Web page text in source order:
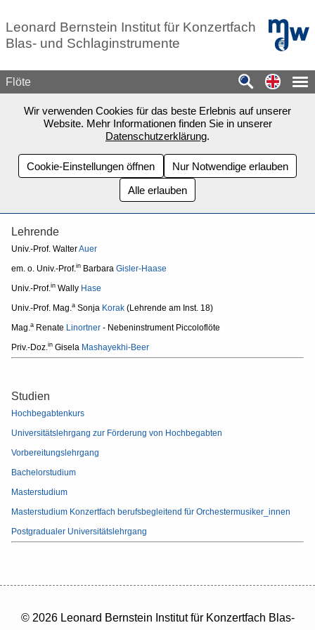
Leonard Bernstein Institut für Konzertfach
Blas- und Schlaginstrumente
mdw -
Flöte
Wir verwenden Cookies für das beste Erlebnis auf unserer
Website. Mehr Informationen finden Sie in unserer
Datenschutzerklärung.
Cookie-Einstellungen öffnen
Nur Notwendige erlauben
Alle erlauben
Lehrende
Univ.-Prof. WalterAuer
em. o. Univ.-Prof.in Barbara Gisler-Haase
Univ.-Prof.in Wally Hase
Univ.-Prof. Mag.a Sonja Korak (Lehrende am Inst. 18)
Mag.a Renate Linortner - Nebeninstrument Piccoloflöte
Priv.-Doz.in Gisela Mashayekhi-Beer
Studien
Hochbegabtenkurs
Universitätslehrgang zur Förderung von Hochbegabten
Vorbereitungslehrgang
Bachelorstudium
Masterstudium
Masterstudium Konzertfach berufsbegleitend für Orchestermusiker_innen
Postgradualer Universitätslehrgang
© 2026 Leonard Bernstein Institut für Konzertfach Blas-